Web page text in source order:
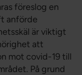
föreslog en
anförde
är viktigt
att
mot covid-19 till
På grund